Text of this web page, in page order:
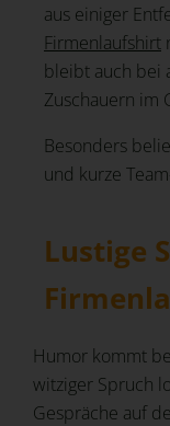
aus einiger
Firmenlaufshirt
bleibt auch bei
Zuschauern im
Besonders
und kurze
Lustige
Humor kommt
witziger Spruch
Gespräche auf